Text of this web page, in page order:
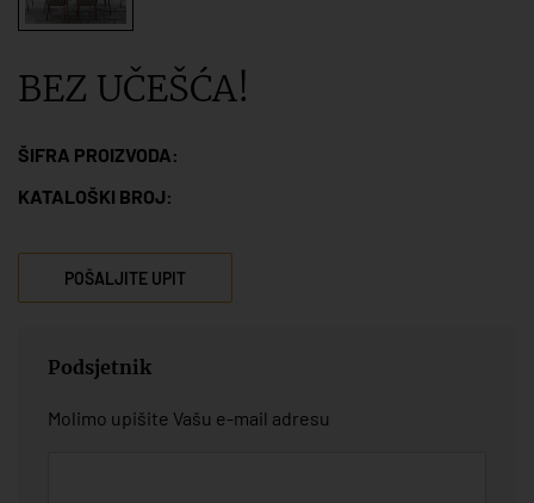
BEZ UČEŠĆA!
ŠIFRA PROIZVODA:
KATALOŠKI BROJ:
POŠALJITE UPIT
Podsjetnik
Molimo upišite Vašu e-mail adresu